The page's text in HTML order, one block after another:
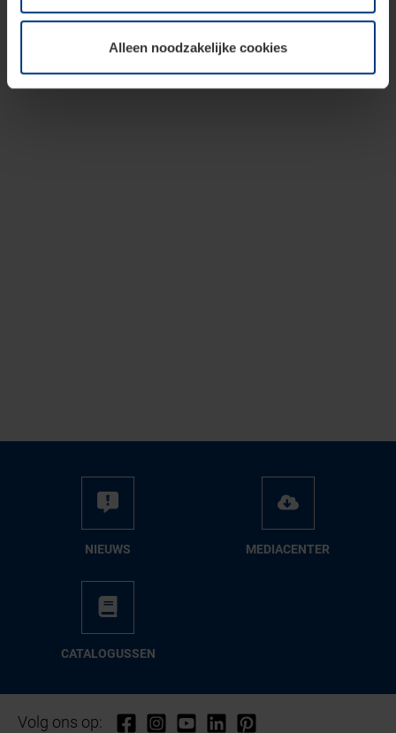
toestemming kunt u op elk moment bij de uitleg van de
wijzigen of herroepen.Alleen noodzakelijke cookies
NIEUWS ME­DIA­CEN­TER
CA­TA­LO­GUS­SEN
Volg ons op: